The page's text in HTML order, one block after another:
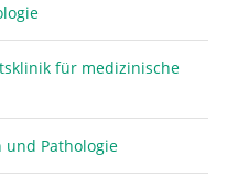
für medizinische
Pathologie